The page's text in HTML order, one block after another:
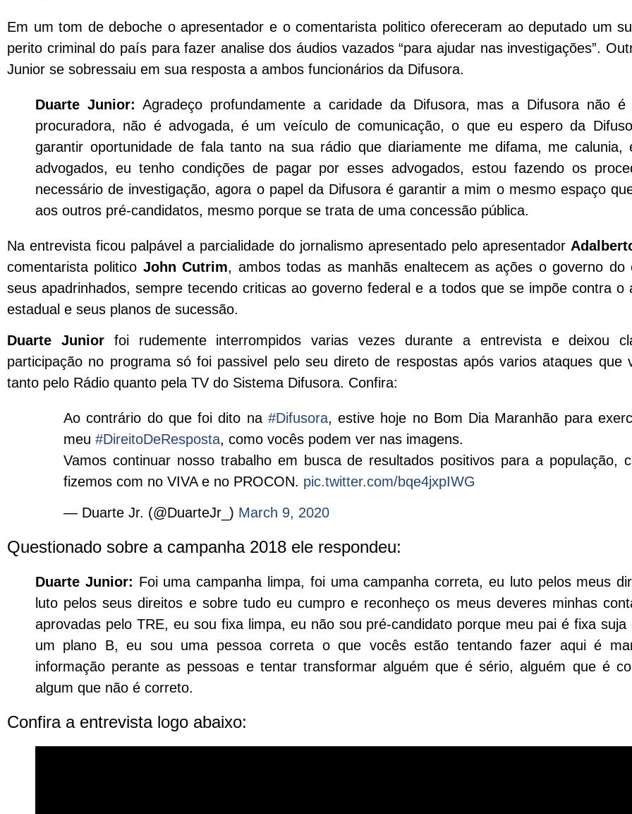
Em um tom de deboche o apresentador e o comentarista politico ofereceram ao deputado um
perito criminal do país para fazer analise dos áudios vazados “para ajudar nas investigações”.
Junior se sobressaiu em sua resposta a ambos funcionários da Difusora.
Duarte Junior: Agradeço profundamente a caridade da Difusora, mas a Difusora não
procuradora, não é advogada, é um veículo de comunicação, o que eu espero da
garantir oportunidade de fala tanto na sua rádio que diariamente me difama, me calunia,
advogados, eu tenho condições de pagar por esses advogados, estou fazendo os
necessário de investigação, agora o papel da Difusora é garantir a mim o mesmo espaço
aos outros pré-candidatos, mesmo porque se trata de uma concessão pública.
Na entrevista ficou palpável a parcialidade do jornalismo apresentado pelo apresentador
comentarista politico John Cutrim, ambos todas as manhãs enaltecem as ações o governo do
seus apadrinhados, sempre tecendo criticas ao governo federal e a todos que se impõe contra o
estadual e seus planos de sucessão.
Duarte Juniorfoi rudemente interrompidos varias vezes durante a entrevista e deixou
participação no programa só foi passivel pelo seu direto de respostas após varios ataques que
tanto pelo Rádio quanto pela TV do Sistema Difusora. Confira:
Ao contrário do que foi dito na #Difusora, estive hoje no Bom Dia Maranhão para
meu #DireitoDeResposta, como vocês podem ver nas imagens.
Vamos continuar nosso trabalho em busca de resultados positivos para a população,
fizemos com no VIVA e no PROCON. pic.twitter.com/bqe4jxpIWG
— Duarte Jr. (@DuarteJr_) March 9, 2020
Questionado sobre a campanha 2018 ele respondeu:
Duarte Junior: Foi uma campanha limpa, foi uma campanha correta, eu luto pelos meus
luto pelos seus direitos e sobre tudo eu cumpro e reconheço os meus deveres minhas
aprovadas pelo TRE, eu sou fixa limpa, eu não sou pré-candidato porque meu pai é fixa suja
um plano B, eu sou uma pessoa correta o que vocês estão tentando fazer aqui é
informação perante as pessoas e tentar transformar alguém que é sério, alguém que é
algum que não é correto.
Confira a entrevista logo abaixo: